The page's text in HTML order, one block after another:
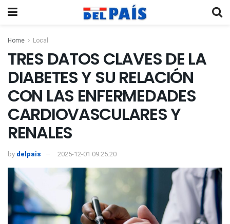
Home Local
TRES DATOS CLAVES DE LA
DIABETES Y SU RELACIÓN
CON LAS ENFERMEDADES
CARDIOVASCULARES Y
RENALES
by delpais 2025-12-01 09:25:20